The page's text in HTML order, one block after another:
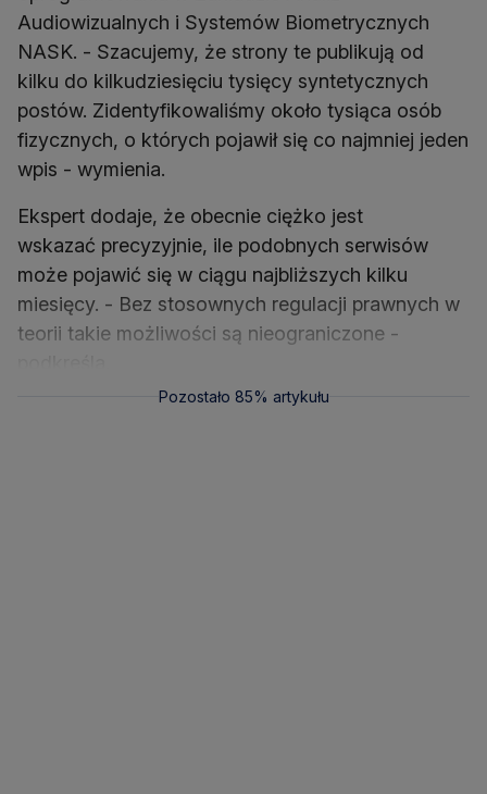
Audiowizualnych i Systemów Biometrycznych
NASK. - Szacujemy, że strony te publikują od
kilku do kilkudziesięciu tysięcy syntetycznych
postów. Zidentyfikowaliśmy około tysiąca osób
fizycznych, o których pojawił się co najmniej jeden
wpis - wymienia.
Ekspert dodaje, że obecnie ciężko jest
wskazać precyzyjnie, ile podobnych serwisów
może pojawić się w ciągu najbliższych kilku
miesięcy. - Bez stosownych regulacji prawnych w
teorii takie możliwości są nieograniczone -
Pozostało 85% artykułu